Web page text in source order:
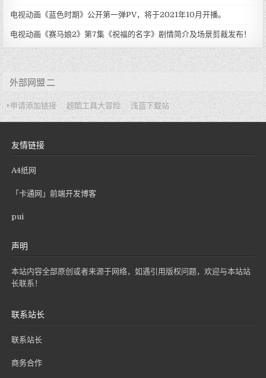
电视动画《蓝色时期》公开第一弹PV，将于2021年10月开播。
电视动画《赛马娘2》第7集《祝福的名字》剧情简介及场景剪裁发布！
外部网盟 二
+申请添加链接 超酷工具大冒险 浅蓝下载站
友情链接
A4纸网
「卡通网」前端开发博客
pui
声明
本站内容全部原创或者来源于网络，如遇引用版权问题，欢迎与本站站
长联系！
联系站长
联系站长
商务合作